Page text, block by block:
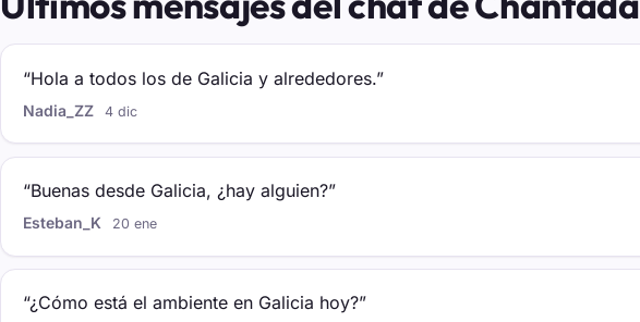
“Hola a todos los de Galicia y alrededores.”
Nadia_ZZ 4 dic
“Buenas desde Galicia, ¿hay alguien?”
Esteban_K 20 ene
“¿Cómo está el ambiente en Galicia hoy?”